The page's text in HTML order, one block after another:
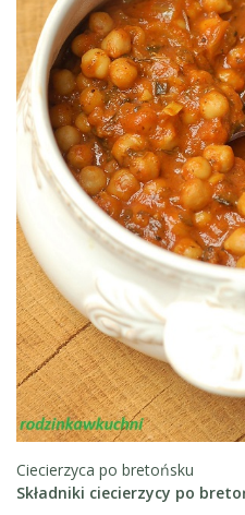
Ciecierzyca po bretońsku
Składniki ciecierzycy po